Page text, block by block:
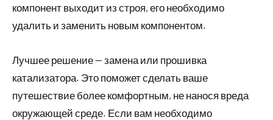
компонент выходит из строя, его необходимо
удалить и заменить новым компонентом.
Лучшее решение — замена или прошивка
катализатора. Это поможет сделать ваше
путешествие более комфортным, не нанося вреда
окружающей среде. Если вам необходимо